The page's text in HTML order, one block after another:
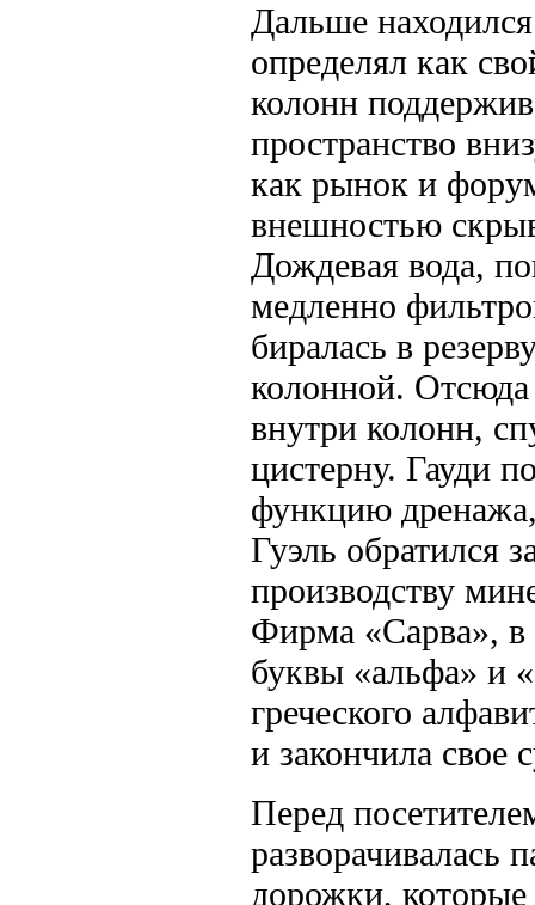
Дальше
определял как
колонн
пространство
как рынок и
внешностью
Дождевая вода,
медленно
биралась в
колонной.
внутри колонн,
цистерну. Гауди
функцию
Гуэль обратил­ся
производству
Фирма «Сарва», в
буквы «альфа» и
греческого
и закончила свое
Перед
разворачивалась
дорожки,